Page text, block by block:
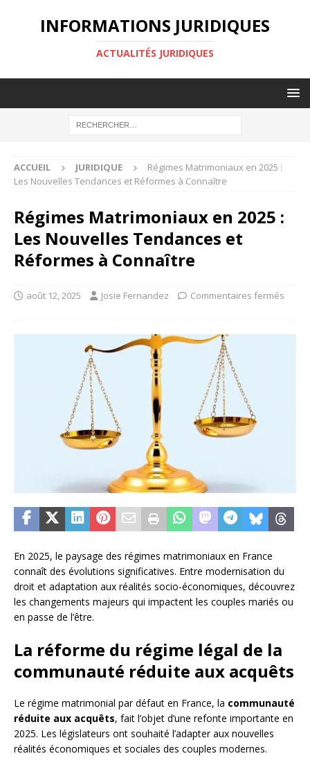
INFORMATIONS JURIDIQUES
ACTUALITÉS JURIDIQUES
ACCUEIL JURIDIQUE
Régimes Matrimoniaux en 2025 :
Les Nouvelles Tendances et Réformes à Connaître
Régimes Matrimoniaux en 2025 :
Les Nouvelles Tendances et
Réformes à Connaître
août 12, 2025 Josie Fernandez Commentaires fermés
En 2025, le paysage des régimes matrimoniaux en France
connaît des évolutions significatives. Entre modernisation du
droit et adaptation aux réalités socio-économiques, découvrez
les changements majeurs qui impactent les couples mariés ou
en passe de l’être.
La réforme du régime légal de la
communauté réduite aux acquêts
Le régime matrimonial par défaut en France, la communauté
réduite aux acquêts, fait l’objet d’une refonte importante en
2025. Les législateurs ont souhaité l’adapter aux nouvelles
réalités économiques et sociales des couples modernes.